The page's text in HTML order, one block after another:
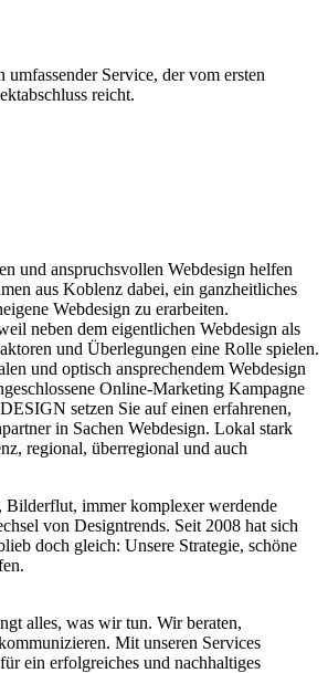
umfassender Service, der vom ersten
reicht.
und anspruchsvollen Webdesign helfen
aus Koblenz dabei, ein ganzheitliches
Webdesign zu erarbeiten.
neben dem eigentlichen Webdesign als
und Überlegungen eine Rolle spielen.
und optisch ansprechendem Webdesign
Online-Marketing Kampagne
setzen Sie auf einen erfahrenen,
in Sachen Webdesign. Lokal stark
regional, überregional und auch
Bilderflut, immer komplexer werdende
von Designtrends. Seit 2008 hat sich
doch gleich: Unsere Strategie, schöne
alles, was wir tun. Wir beraten,
Mit unseren Services
ein erfolgreiches und nachhaltiges